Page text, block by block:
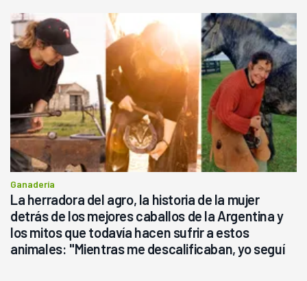
Ganadería
La herradora del agro, la historia de la mujer
detrás de los mejores caballos de la Argentina y
los mitos que todavía hacen sufrir a estos
animales: "Mientras me descalificaban, yo seguí